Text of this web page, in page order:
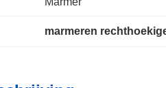
marmeren